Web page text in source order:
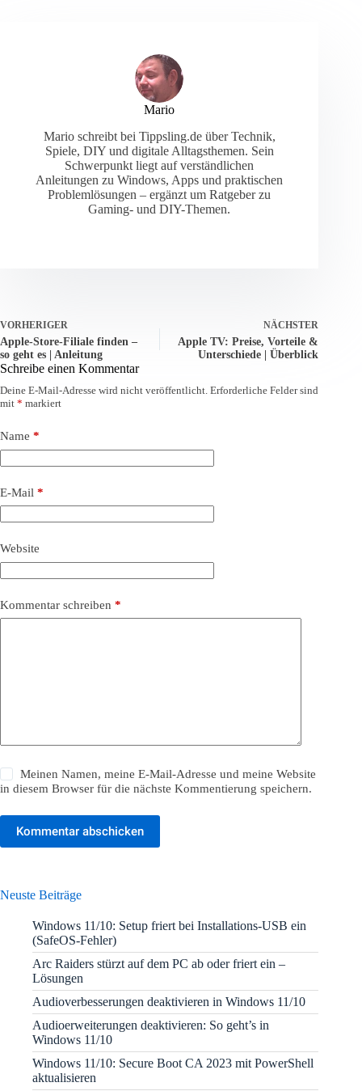
Mario
Mario schreibt bei Tippsling.de über Technik,
Spiele, DIY und digitale Alltagsthemen. Sein
Schwerpunkt liegt auf verständlichen
Anleitungen zu Windows, Apps und praktischen
Problemlösungen – ergänzt um Ratgeber zu
Gaming- und DIY-Themen.
VORHERIGER
Apple-Store-Filiale finden –
so geht es | Anleitung
NÄCHSTER
Apple TV: Preise, Vorteile &
Unterschiede | Überblick
Schreibe einen Kommentar
Deine E-Mail-Adresse wird nicht veröffentlicht. Erforderliche Felder sind
mit * markiert
Name *
E-Mail *
Website
Kommentar schreiben *
Meinen Namen, meine E-Mail-Adresse und meine Website
in diesem Browser für die nächste Kommentierung speichern.
Kommentar abschicken
Neuste Beiträge
Windows 11/10: Setup friert bei Installations-USB ein
(SafeOS-Fehler)
Arc Raiders stürzt auf dem PC ab oder friert ein –
Lösungen
Audioverbesserungen deaktivieren in Windows 11/10
Audioerweiterungen deaktivieren: So geht’s in
Windows 11/10
Windows 11/10: Secure Boot CA 2023 mit PowerShell
aktualisieren